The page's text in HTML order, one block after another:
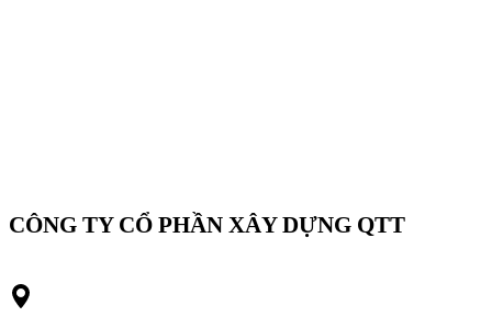
CÔNG TY CỔ PHẦN XÂY DỰNG QTT